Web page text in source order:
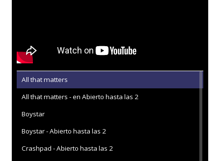
All that matters
All that matters - en Abierto hasta las 2
Boystar
Boystar - Abierto hasta las 2
Crashpad - Abierto hasta las 2